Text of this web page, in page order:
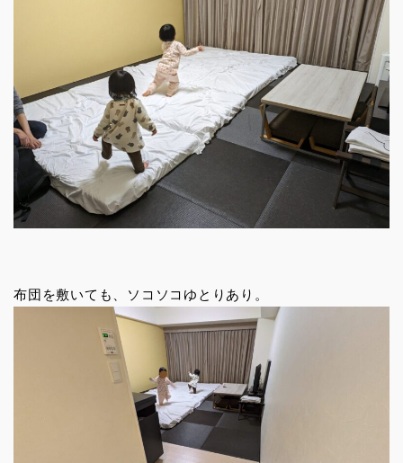
布団を敷いても、ソコソコゆとりあり。